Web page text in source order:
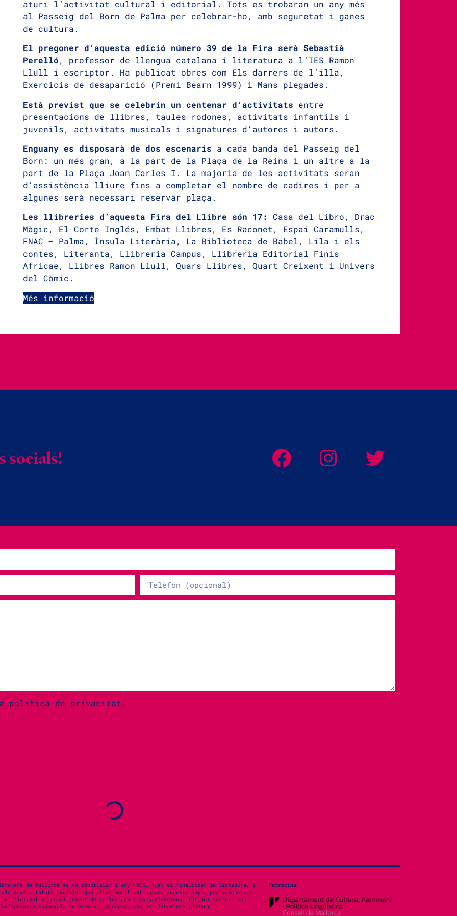
aturi l’activitat cultural i editorial. Tots es trobaran un any més
al Passeig del Born de Palma per celebrar-ho, amb seguretat i ganes
de cultura.
El pregoner d’aquesta edició número 39 de la Fira serà Sebastià
Perelló, professor de llengua catalana i literatura a l’IES Ramon
Llull i escriptor. Ha publicat obres com Els darrers de l’illa,
Exercicis de desaparició (Premi Bearn 1999) i Mans plegades.
Està previst que se celebrin un centenar d’activitats entre
presentacions de llibres, taules rodones, activitats infantils i
juvenils, activitats musicals i signatures d’autores i autors.
Enguany es disposarà de dos escenaris a cada banda del Passeig del
Born: un més gran, a la part de la Plaça de la Reina i un altre a la
part de la Plaça Joan Carles I. La majoria de les activitats seran
d’assistència lliure fins a completar el nombre de cadires i per a
algunes serà necessari reservar plaça.
Les llibreries d’aquesta Fira del Llibre són 17: Casa del Libro, Drac
Màgic, El Corte Inglés, Embat Llibres, Es Raconet, Espai Caramulls,
FNAC – Palma, Ínsula Literària, La Biblioteca de Babel, Lila i els
contes, Literanta, Llibreria Campus, Llibreria Editorial Finis
Africae, Llibres Ramon Llull, Quars Llibres, Quart Creixent i Univers
del Còmic.
Més informació
socials!
política de privacitat.
de Mallorca es va constituir l’any 1975, just al finalitzar la dictadura, i
els seus estatuts socials, que s’han modificat durant aquests anys, per adequar-se
el “leitmotiv” es el foment de la lectura i la professionalitat del sector. Son
Espanyola de Gremis i Associacions de Llibreters (CEGAL).
Patrocina: